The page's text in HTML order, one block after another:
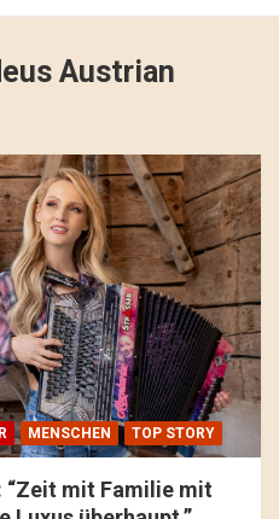
Austrian
MENSCHEN TOP STORY
“Zeit mit Familie mit